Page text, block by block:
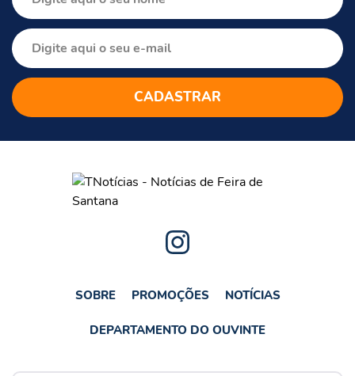
SOBRE PROMOÇÕES NOTÍCIAS
DEPARTAMENTO DO OUVINTE